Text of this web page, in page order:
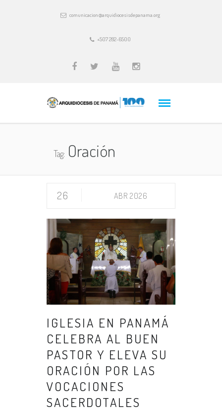
comunicacion@arquidiocesisdepanama.org
+507 282-6500
Tag:Oración
26 ABR 2026
IGLESIA EN PANAMÁ
CELEBRA AL BUEN
PASTOR Y ELEVA SU
ORACIÓN POR LAS
VOCACIONES
SACERDOTALES